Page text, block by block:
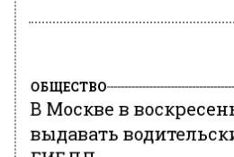
ОБЩЕСТВО
В Москве в
выдавать